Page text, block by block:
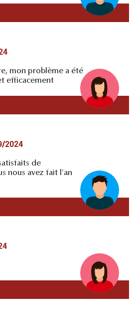
mon problème a été
efficacement
2024
de
nous avez fait l'an